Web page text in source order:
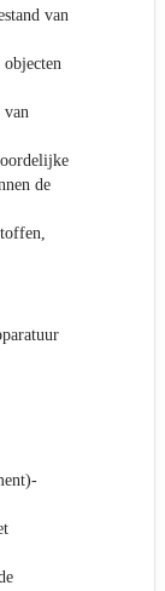
van
objecten
van
de